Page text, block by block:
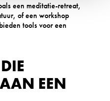
een meditatie-retreat,
of een workshop
tools voor een
EEN